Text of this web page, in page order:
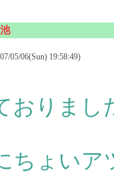
05/06(Sun) 19:58:49)
おりまし
ちょいア